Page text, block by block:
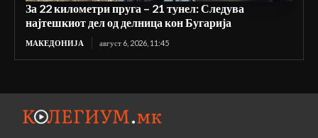
За 22 километри пруга – 21 тунел: Следува
најтешкиот дел од делница кон Бугарија
МАКЕДОНИЈА август 6, 2026, 11:45